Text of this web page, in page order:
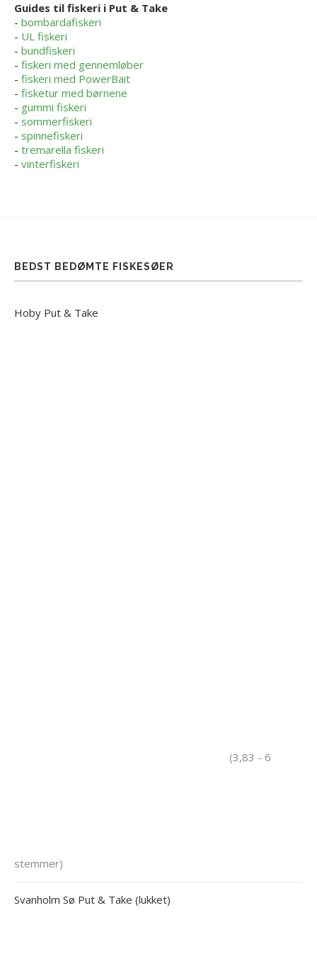
Guides til fiskeri i Put & Take
- bombardafiskeri
- UL fiskeri
- bundfiskeri
- fiskeri med gennemløber
- fiskeri med PowerBait
- fisketur med børnene
- gummi fiskeri
- sommerfiskeri
- spinnefiskeri
- tremarella fiskeri
- vinterfiskeri
BEDST BEDØMTE FISKESØER
Hoby Put & Take
(3,83 - 6
stemmer)
Svanholm Sø Put & Take (lukket)